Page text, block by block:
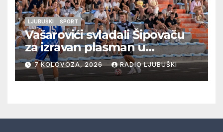
LJUBUŠKI ŠPORT
Vašarovići svladali Šipovaču
za izravan plasman u
četvrtfinale, Grab izborio
prolazak dalje, Klobuk ispao,
večeras počinje četvrtfinale
7 KOLOVOZA, 2026 RADIO LJUBUŠKI